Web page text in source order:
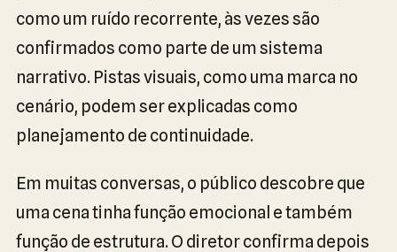
como um ruído recorrente, às vezes são
confirmados como parte de um sistema
narrativo. Pistas visuais, como uma marca no
cenário, podem ser explicadas como
planejamento de continuidade.
Em muitas conversas, o público descobre que
uma cena tinha função emocional e também
função de estrutura. O diretor confirma depois